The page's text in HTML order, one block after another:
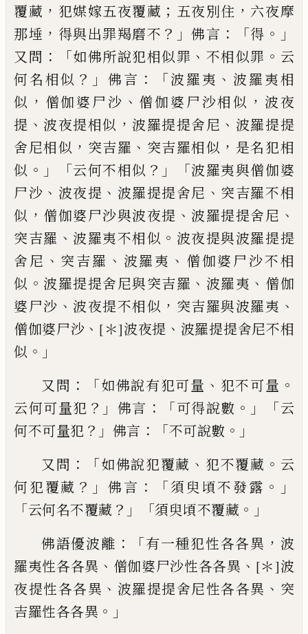
覆藏 ， 犯媒嫁五夜覆藏 ； 五夜別住 ， 六夜摩
那埵 ， 得與出罪羯磨不 ？」佛言 ：「得 。」
又問 ：「如佛所說犯相似罪 、 不相似罪 。 云
何名相似 ？」 佛言 ：「波羅夷 、 波羅夷相
似 ， 僧伽婆尸沙 、 僧伽婆尸沙相似 ， 波夜
提 、 波夜提相似 ， 波羅提提舍尼 、 波羅提提
舍尼相似 ， 突吉羅 、 突吉羅相似 ， 是名犯相
似 。」「云何不相似 ？」「波羅夷與僧伽婆
尸沙 、 波夜提 、 波羅提提舍尼 、 突吉羅不相
似 ， 僧伽婆尸沙與波夜提 、 波羅提提舍尼 、
突吉羅 、 波羅夷不相似 。 波夜提與波羅提提
舍尼 、 突吉羅 、 波羅夷 、 僧伽婆尸沙不相
似 。 波羅提提舍尼與突吉羅 、 波羅夷 、 僧伽
婆尸沙 、 波夜提不相似 ， 突吉羅與波羅夷 、
僧伽婆尸沙 、 [＊]波夜提 、 波羅提提舍尼不相
似 。」
又問 ：「如佛說有犯可量 、 犯不可量 。
云何可量犯 ？」 佛言 ：「可得說數 。」「云
何不可量犯 ？」 佛言 ： 「不可說數 。」
又問 ：「如佛說犯覆藏 、 犯不覆藏 。 云
何犯覆藏 ？」 佛言 ：「須臾頃不發露 。」
「云何名不覆藏 ？」「須臾頃不覆藏 。」
佛語優波離 ：「有一種犯性各各異 ， 波
羅夷性各各異 、 僧伽婆尸沙性各各異 、 [＊]波
夜提性各各異 、 波羅提提舍尼性各各異 、 突
吉羅性各各異 。」